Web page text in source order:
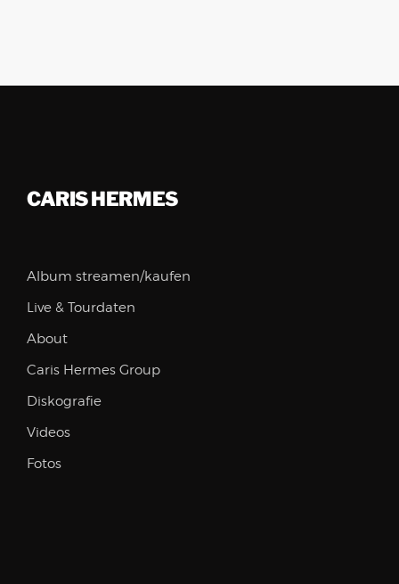
CARIS HERMES
Album streamen/kaufen
Live & Tourdaten
About
Caris Hermes Group
Diskografie
Videos
Fotos